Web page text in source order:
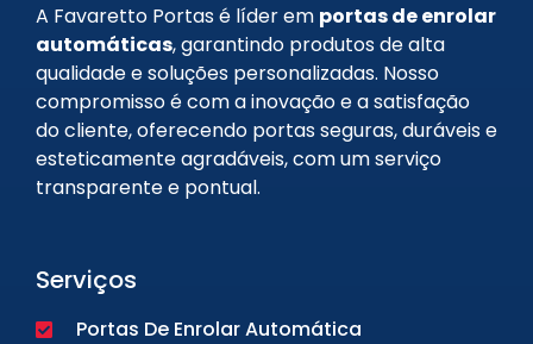
A Favaretto Portas é líder em portas de enrolar
automáticas, garantindo produtos de alta
qualidade e soluções personalizadas. Nosso
compromisso é com a inovação e a satisfação
do cliente, oferecendo portas seguras, duráveis e
esteticamente agradáveis, com um serviço
transparente e pontual.
Serviços
Portas De Enrolar Automática